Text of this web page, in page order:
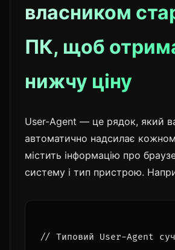
власником
ПК, щоб
нижчу ціну
User-Agent — це рядок, який
автоматично надсилає
містить інформацію про
систему і тип пристрою.
// Типовий User-Agent